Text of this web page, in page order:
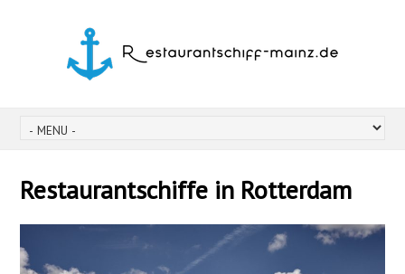
Restaurantschiffe in Rotterdam